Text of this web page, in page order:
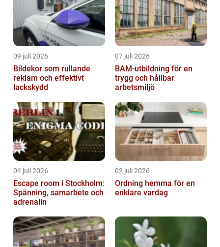
09 juli 2026
Bildekor som rullande
reklam och effektivt
lackskydd
07 juli 2026
BAM-utbildning för en
trygg och hållbar
arbetsmiljö
04 juli 2026
Escape room i Stockholm:
Spänning, samarbete och
adrenalin
02 juli 2026
Ordning hemma för en
enklare vardag